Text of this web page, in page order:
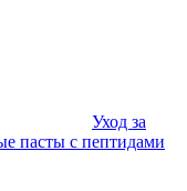
Уход за
пасты с пептидами